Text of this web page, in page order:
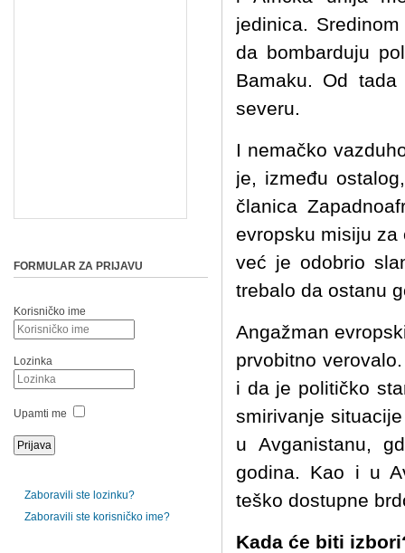
jedinica.
da bombarduju
Bamaku. Od
severu.
I nemačko
je, između
članica
evropsku misiju za
već je odobrio
trebalo da ostanu
Angažman
prvobitno
i da je političko
smirivanje
u Avganistanu,
godina. Kao i u
teško dostupne
Kada će biti
FORMULAR ZA PRIJAVU
Korisničko ime
Lozinka
Upamti me
Zaboravili ste lozinku?
Zaboravili ste korisničko ime?